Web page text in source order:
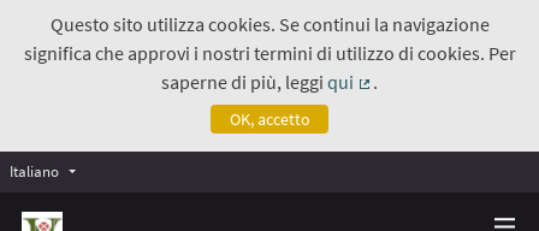
Questo sito utilizza cookies. Se continui la navigazione
significa che approvi i nostri termini di utilizzo di cookies. Per
saperne di più, leggiqui
.
OK, accetto
Italiano